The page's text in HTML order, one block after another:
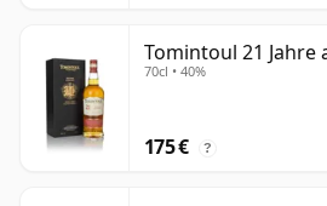
Tomintoul 21 Jahre
70cl • 40%
175 € ?